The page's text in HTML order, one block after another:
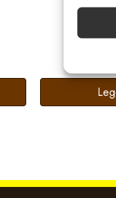
og
Suevia
kr